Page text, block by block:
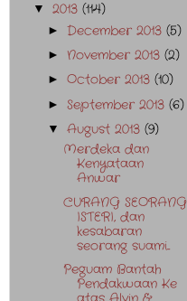
▼ 2013 (114)
►December 2013(5)
►November 2013(2)
►October 2013(10)
►September 2013(6)
▼August 2013(9)
Merdeka dan
Kenyataan
Anwar
CURANG SEORANG
ISTERI, dan
kesabaran
seorang suami...
Peguam Bantah
Pendakwaan Ke